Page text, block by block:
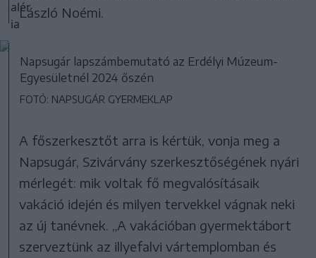
László Noémi.
Napsugár lapszámbemutató az Erdélyi Múzeum-
Egyesületnél 2024 őszén
FOTÓ: NAPSUGÁR GYERMEKLAP
A főszerkesztőt arra is kértük, vonja meg a
Napsugár, Szivárvány szerkesztőségének nyári
mérlegét: mik voltak fő megvalósításaik
vakáció idején és milyen tervekkel vágnak neki
az új tanévnek. „A vakációban gyermektábort
szerveztünk az illyefalvi vártemplomban és